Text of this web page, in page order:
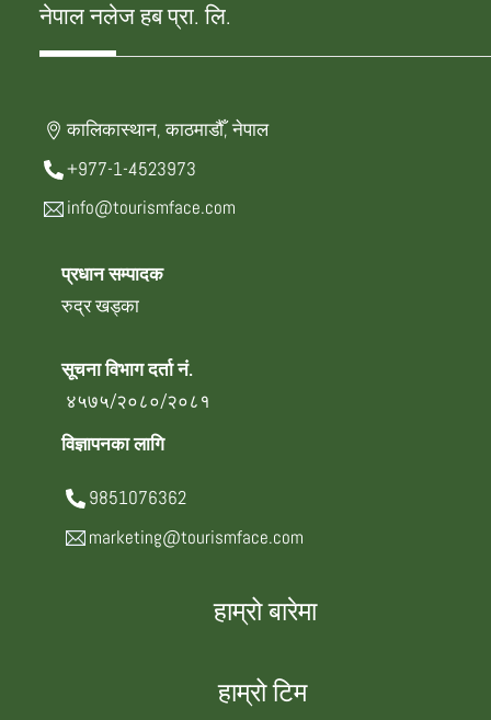
नेपाल नलेज हब प्रा. लि.
कालिकास्थान, काठमाडौँ, नेपाल
+977-1-4523973
info@tourismface.com
प्रधान सम्पादक
रुद्र खड्का
सूचना विभाग दर्ता नं.
४५७५/२०८०/२०८१
विज्ञापनका लागि
9851076362
marketing@tourismface.com
हाम्रो बारेमा
हाम्रो टिम